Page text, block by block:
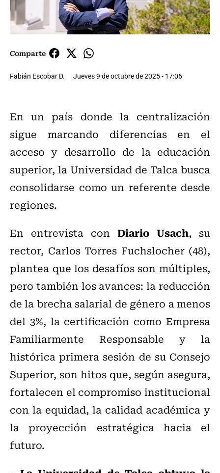
Comparte
Fabián Escobar D. Jueves 9 de octubre de 2025 - 17:06
En un país donde la centralización
sigue marcando diferencias en el
acceso y desarrollo de la educación
superior, la Universidad de Talca busca
consolidarse como un referente desde
regiones.
En entrevista con Diario Usach, su
rector, Carlos Torres Fuchslocher (48),
plantea que los desafíos son múltiples,
pero también los avances: la reducción
de la brecha salarial de género a menos
del 3%, la certificación como Empresa
Familiarmente Responsable y la
histórica primera sesión de su Consejo
Superior, son hitos que, según asegura,
fortalecen el compromiso institucional
con la equidad, la calidad académica y
la proyección estratégica hacia el
futuro.